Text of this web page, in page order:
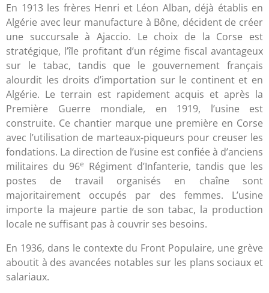
En 1913 les frères Henri et Léon Alban, déjà établis en
Algérie avec leur manufacture à Bône, décident de créer
une succursale à Ajaccio. Le choix de la Corse est
stratégique, l’île profitant d’un régime fiscal avantageux
sur le tabac, tandis que le gouvernement français
alourdit les droits d’importation sur le continent et en
Algérie. Le terrain est rapidement acquis et après la
Première Guerre mondiale, en 1919, l’usine est
construite. Ce chantier marque une première en Corse
avec l’utilisation de marteaux-piqueurs pour creuser les
fondations. La direction de l’usine est confiée à d’anciens
militaires du 96e Régiment d’Infanterie, tandis que les
postes de travail organisés en chaîne sont
majoritairement occupés par des femmes. L’usine
importe la majeure partie de son tabac, la production
locale ne suffisant pas à couvrir ses besoins.
En 1936, dans le contexte du Front Populaire, une grève
aboutit à des avancées notables sur les plans sociaux et
salariaux.